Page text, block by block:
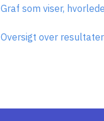
Graf som viser,
Oversigt over